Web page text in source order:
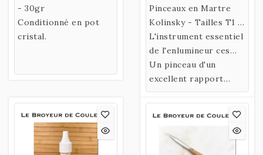
- 30gr
Conditionné en pot
cristal.
Pinceaux en Martre
Kolinsky - Tailles T1 -
T2 - T3 - Qualité
Germany
L'instrument essentiel
de l'enlumineur ces
pinceaux en purs poils
de Martre sont parfait
pour les détails en T1
et T2 et pour les
aplats en T3.
Un pinceau d'un
excellent rapport
Qualité/Prix.